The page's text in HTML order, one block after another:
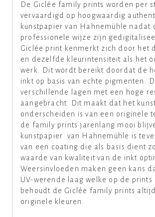
De Giclée family prints worden per
vervaardigd op hoogwaardig
kunstpapier van Hahnemühle nadat
professionele wijze zijn
Giclée print kenmerkt zich door het
en dezelfde kleurintensiteit als het
werk. Dit wordt bereikt doordat de
inkt op basis van echte pigmenten.
verschillende lagen met een hoge
aangebracht. Dit maakt dat het
onderscheiden is van een originele
de family prints jarenlang mooi
kunstpapier van Hahnemühle is
van een coating die als basis dient
waarde van kwaliteit van de inkt
Weersinvloeden maken geen kans
UV-werende laag welke op de prints
behoudt de Giclée family prints
originele kleuren.